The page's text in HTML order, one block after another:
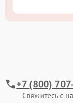
+7 (800)
Свяжитесь с